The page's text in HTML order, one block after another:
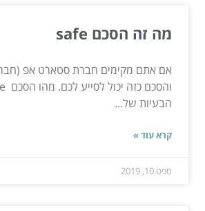
מה זה הסכם safe
אם אתם מקימים חברת סטארט אפ
הבעיות של...
קרא עוד »
ספט 10, 2019